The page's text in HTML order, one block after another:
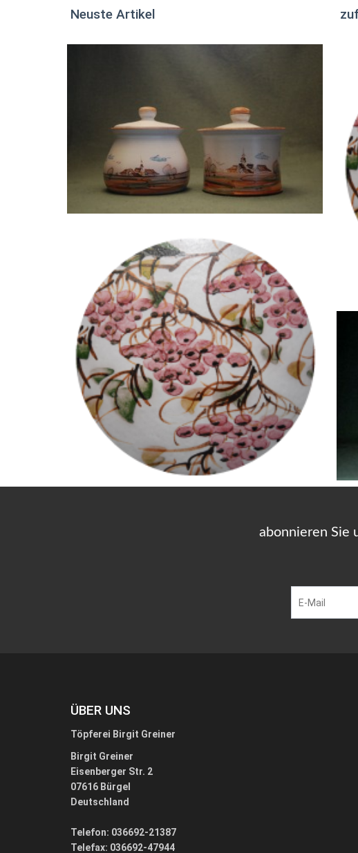
Neuste Artikel
abonnieren Sie
ÜBER UNS
Töpferei Birgit Greiner
Birgit Greiner
Eisenberger Str. 2
07616 Bürgel
Deutschland
Telefon: 036692-21387
Telefax: 036692-47944